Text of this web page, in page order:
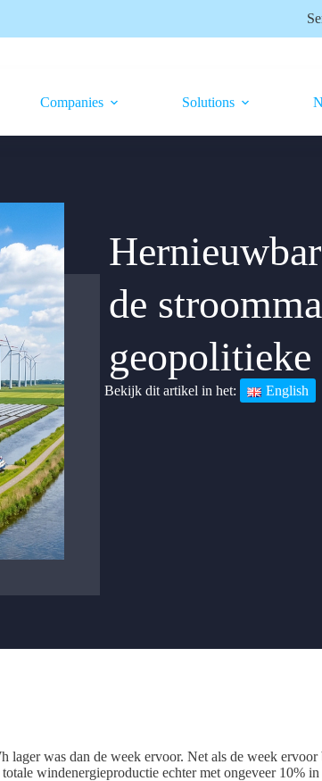
Companies Solutions
de
English
was dan de week ervoor. Net als de week
windenergieproductie echter met ongeveer 10%